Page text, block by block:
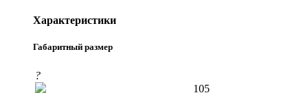
Характеристики
Габаритный размер
?
105